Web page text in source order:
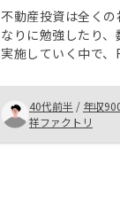
不動産投資は全く
なりに勉強したり
実施していく中で、
であるアプリで管
して、管理プラン
が気に入り、購入
した。
40代前半 / 年収
祥ファクトリ